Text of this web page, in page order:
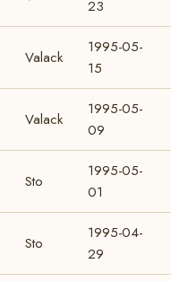
23
Valack
1995-05-
15
Valack
1995-05-
09
Sto
1995-05-
01
Sto
1995-04-
29